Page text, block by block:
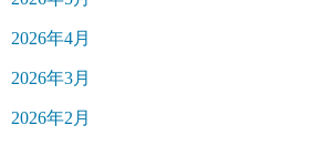
2026年4月
2026年3月
2026年2月